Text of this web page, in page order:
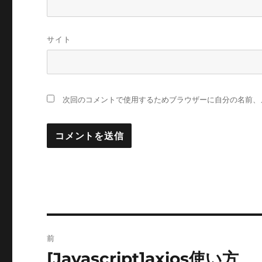
サイト
次回のコメントで使用するためブラウザーに自分の名前
稿
前
前